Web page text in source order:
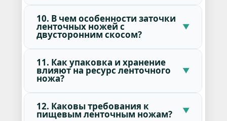
10. В чем особенности заточки
ленточных ножей с
двусторонним скосом?
11. Как упаковка и хранение
влияют на ресурс ленточного
ножа?
12. Каковы требования к
пищевым ленточным ножам?